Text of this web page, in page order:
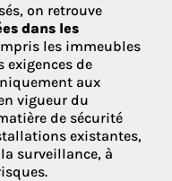
on retrouve
dans les
les immeubles
exigences de
aux
vigueur du
de sécurité
existantes,
surveillance, à